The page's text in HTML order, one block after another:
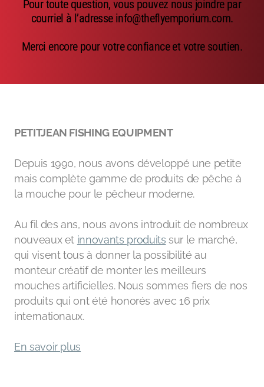
Pour toute question, vous pouvez nous joindre par
courriel à l’adresse info@theflyemporium.com.
Merci encore pour votre confiance et votre soutien.
PETITJEAN FISHING EQUIPMENT
Depuis 1990, nous avons développé une petite
mais complète gamme de produits de pêche à
la mouche pour le pêcheur moderne.
Au fil des ans, nous avons introduit de nombreux
nouveaux et innovants produits sur le marché,
qui visent tous à donner la possibilité au
monteur créatif de monter les meilleurs
mouches artificielles. Nous sommes fiers de nos
produits qui ont été honorés avec 16 prix
internationaux.
En savoir plus
Emerger
Accessoires de pêche